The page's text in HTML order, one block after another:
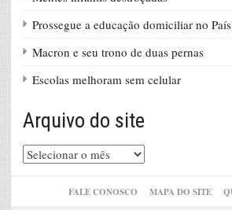
Prossegue a educação domiciliar no País
Macron e seu trono de duas pernas
Escolas melhoram sem celular
Arquivo do site
Arquivo
do
FALE CONOSCO MAPA DO SITE